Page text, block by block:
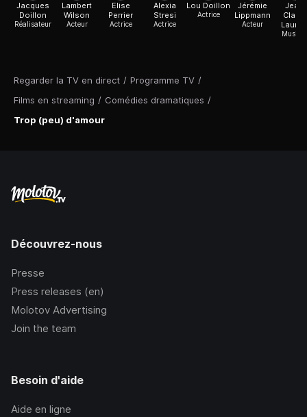
Regarder la TV en direct / Programme TV /
Films en streaming / Comédies dramatiques /
Trop (peu) d'amour
Jacques
Doillon
Réalisateur
Lambert
Wilson
Acteur
Elise
Perrier
Actrice
Alexia
Stresi
Actrice
Lou Doillon
Actrice
Jérémie
Lippmann
Acteur
Jean-
Découvrez-nous
Presse
Press releases (en)
Molotov Advertising
Join the team
Besoin d'aide
Aide en ligne